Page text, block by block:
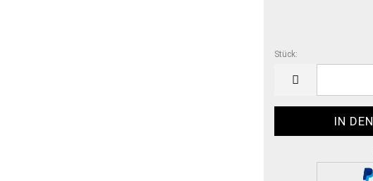
Stück:
Stück